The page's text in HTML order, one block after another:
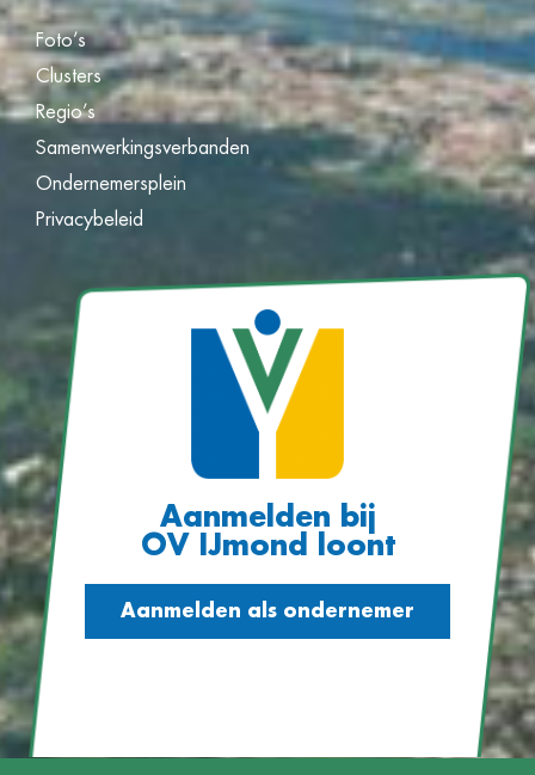
Foto’s
Clusters
Regio’s
Samenwerkingsverbanden
Ondernemersplein
Privacybeleid
Aanmelden bij
OV IJmond loont
Aanmelden als ondernemer